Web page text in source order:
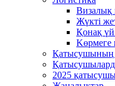
Визалық
Жүкті
Қонақ
Kөрмеге
2025